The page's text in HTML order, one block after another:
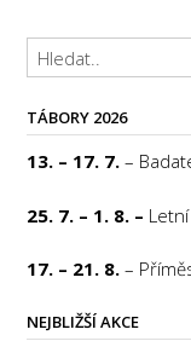
TÁBORY 2026
13. – 17. 7. –
25. 7. – 1. 8. –
17. – 21. 8. –
NEJBLIŽŠÍ AKCE